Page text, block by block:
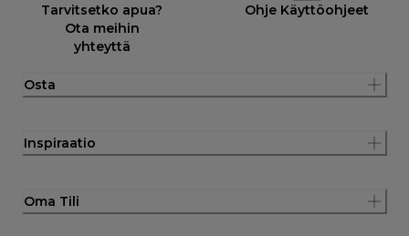
Tarvitsetko apua?
Ota meihin
yhteyttä
Ohje Käyttöohjeet
Osta
Inspiraatio
Oma Tili